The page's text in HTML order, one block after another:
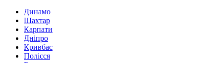
Динамо
Шахтар
Карпати
Дніпро
Кривбас
Полісся